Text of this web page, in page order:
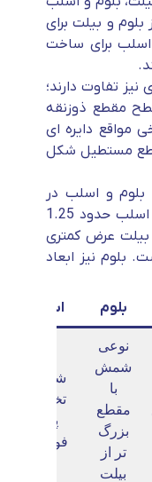
بلوم و بیلت برای
برای ساخت
تفاوت دارند؛
مقطع ذوزنقه
مواقع دایره ای
مستطیل شکل
و اسلب در
ابعاد و اندازه های آنهاست. عرض اسلب حدود 1.25
12 متر است. بیلت عرض کمتری
متری است. بلوم نیز ابعاد
بلوم اسلب
نوعی
شمش
با
مقطع
بزرگ
تر از
بیلت
شمش
تخت و
پهن
فولادی